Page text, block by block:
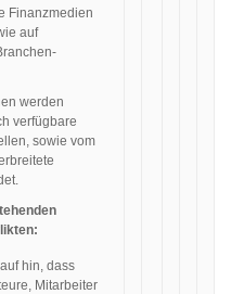
Finanzmedien
auf
werden
verfügbare
sowie vom
hin, dass
Mitarbeiter